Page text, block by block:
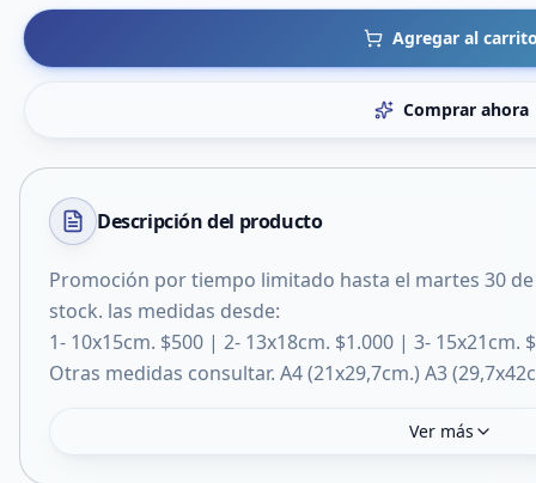
Agregar al
Comprar ahora
Descripción del producto
Promoción por tiempo limitado hasta el martes 30
stock. las medidas desde:
1- 10x15cm. $500 | 2- 13x18cm. $1.000 | 3- 15x21cm.
Otras medidas consultar. A4 (21x29,7cm.) A3
Ver más